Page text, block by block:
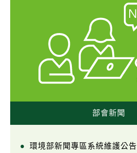
部會新聞
環境部新聞專區系統維護公告